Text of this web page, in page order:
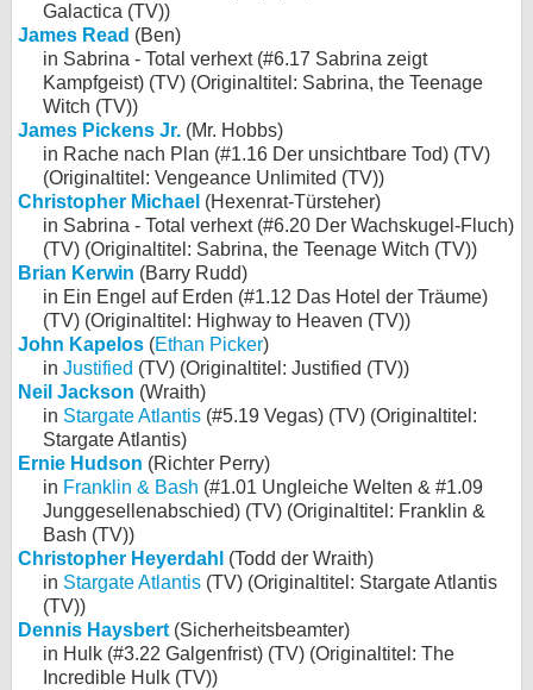
Galactica (TV))
James Read (Ben)
in Sabrina - Total verhext (#6.17 Sabrina zeigt
Kampfgeist) (TV) (Originaltitel: Sabrina, the Teenage
Witch (TV))
James Pickens Jr. (Mr. Hobbs)
in Rache nach Plan (#1.16 Der unsichtbare Tod) (TV)
(Originaltitel: Vengeance Unlimited (TV))
Christopher Michael (Hexenrat-Türsteher)
in Sabrina - Total verhext (#6.20 Der Wachskugel-Fluch)
(TV) (Originaltitel: Sabrina, the Teenage Witch (TV))
Brian Kerwin (Barry Rudd)
in Ein Engel auf Erden (#1.12 Das Hotel der Träume)
(TV) (Originaltitel: Highway to Heaven (TV))
John Kapelos (Ethan Picker)
in Justified (TV) (Originaltitel: Justified (TV))
Neil Jackson (Wraith)
in Stargate Atlantis (#5.19 Vegas) (TV) (Originaltitel:
Stargate Atlantis)
Ernie Hudson (Richter Perry)
in Franklin & Bash (#1.01 Ungleiche Welten & #1.09
Junggesellenabschied) (TV) (Originaltitel: Franklin &
Bash (TV))
Christopher Heyerdahl (Todd der Wraith)
in Stargate Atlantis (TV) (Originaltitel: Stargate Atlantis
(TV))
Dennis Haysbert (Sicherheitsbeamter)
in Hulk (#3.22 Galgenfrist) (TV) (Originaltitel: The
Incredible Hulk (TV))